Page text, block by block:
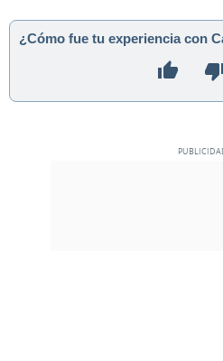
¿Cómo fue tu experiencia con